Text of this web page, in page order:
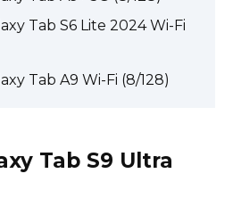
Tab S6 Lite 2024 Wi-Fi
Tab A9 Wi-Fi (8/128)
Tab S9 Ultra